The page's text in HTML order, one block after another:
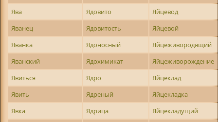
Ява
Ядовито
Яйцевод
Яванец
Ядовитость
Яйцевой
Яванка
Ядоносный
Яйцеживородящий
Яванский
Ядохимикат
Яйцеживорождение
Явиться
Ядро
Яйцеклад
Явить
Ядреный
Яйцекладка
Явка
Ядрица
Яйцекладущий